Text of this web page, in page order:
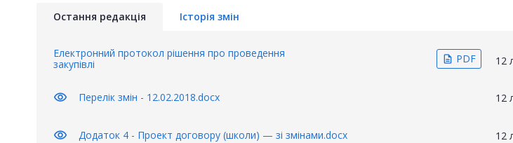
Остання редакція Історія змін
Електронний протокол рішення про проведення
закупівлі
description PDF 12
visibility Перелік змін - 12.02.2018.docx 12
visibility Додаток 4 - Проект договору (школи) — зі змінами.docx 12